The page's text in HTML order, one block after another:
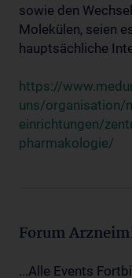
sowie den
Molekülen, seien
hauptsächliche
https://
uns/organisation/
einrichtungen/
pharmakologie/
Forum
...Alle Events